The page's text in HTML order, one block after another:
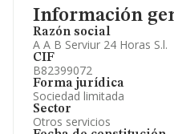
Información
Razón social
A A B Serviur 24 Horas S.l.
CIF
B82399072
Forma jurídica
Sociedad limitada
Sector
Otros servicios
Información oficial y